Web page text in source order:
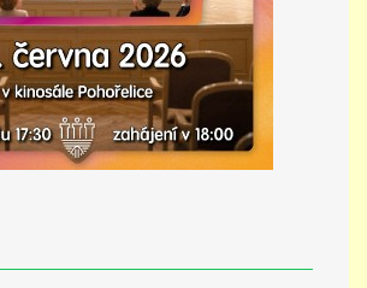
ZUŠ Pohořelice
Školní 462
Pohořelice
691 23